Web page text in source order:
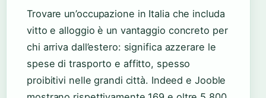
Trovare un’occupazione in Italia che includa
vitto e alloggio è un vantaggio concreto per
chi arriva dall’estero: significa azzerare le
spese di trasporto e affitto, spesso
proibitivi nelle grandi città. Indeed e Jooble